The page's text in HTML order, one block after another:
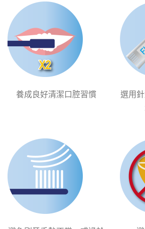
養成良好清潔口腔習慣
選用